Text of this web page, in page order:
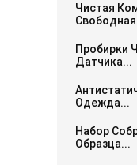
Чистая
Пробирки
Датчика...
Одежда...
Набор
Образца...